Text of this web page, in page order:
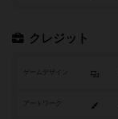
クレジット
ゲームデザイン
アートワーク